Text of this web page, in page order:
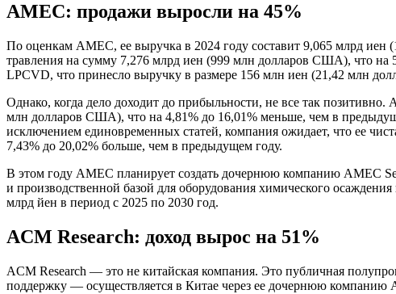
AMEC: продажи выросли на 45%
По оценкам AMEC, ее выручка в 2024 году составит 9,065 млрд
травления на сумму 7,276 млрд иен (999 млн долларов США), что на
LPCVD, что принесло выручку в размере 156 млн иен (21,42 млн
Однако, когда дело доходит до прибыльности, не все так
млн долларов США), что на 4,81% до 16,01% меньше, чем в
исключением единовременных статей, компания ожидает, что ее
7,43% до 20,02% больше, чем в предыдущем году.
В этом году AMEC планирует создать дочернюю компанию AMEC
и производственной базой для оборудования химического
млрд йен в период с 2025 по 2030 год.
ACM Research: доход вырос на 51%
ACM Research — это не китайская компания. Это публичная
поддержку — осуществляется в Китае через ее дочернюю компанию